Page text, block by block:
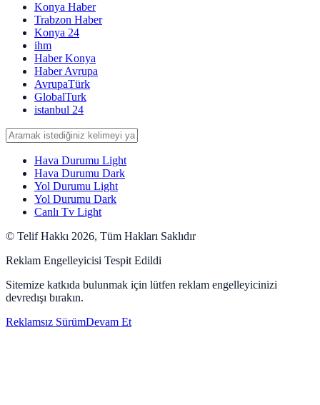
Konya Haber
Trabzon Haber
Konya 24
ihm
Haber Konya
Haber Avrupa
AvrupaTürk
GlobalTurk
istanbul 24
Hava Durumu Light
Hava Durumu Dark
Yol Durumu Light
Yol Durumu Dark
Canlı Tv Light
© Telif Hakkı 2026, Tüm Hakları Saklıdır
Reklam Engelleyicisi Tespit Edildi
Sitemize katkıda bulunmak için lütfen reklam engelleyicinizi
devredışı bırakın.
Reklamsız SürümDevam Et